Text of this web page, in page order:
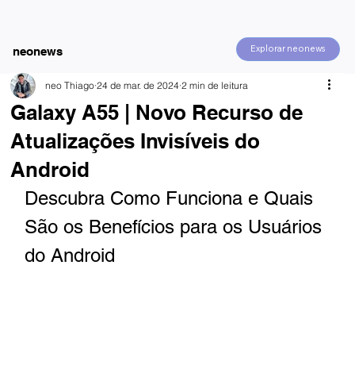
Explorar neonews
neonews
Galaxy A55 | Novo Recurso de
Atualizações Invisíveis do
Android
neo Thiago 24 de mar. de 2024 2 min de leitura
Descubra Como Funciona e Quais
São os Benefícios para os Usuários
do Android